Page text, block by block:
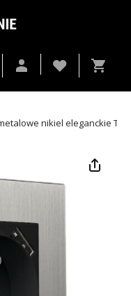
nikiel eleganckie